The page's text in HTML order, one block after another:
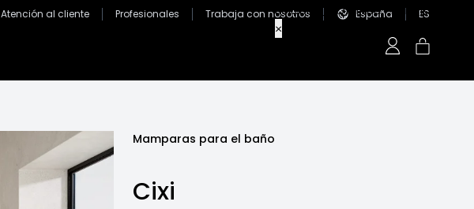
Atención al cliente Profesionales Trabaja con nosotros España ES
Mamparas para el baño
Cixi